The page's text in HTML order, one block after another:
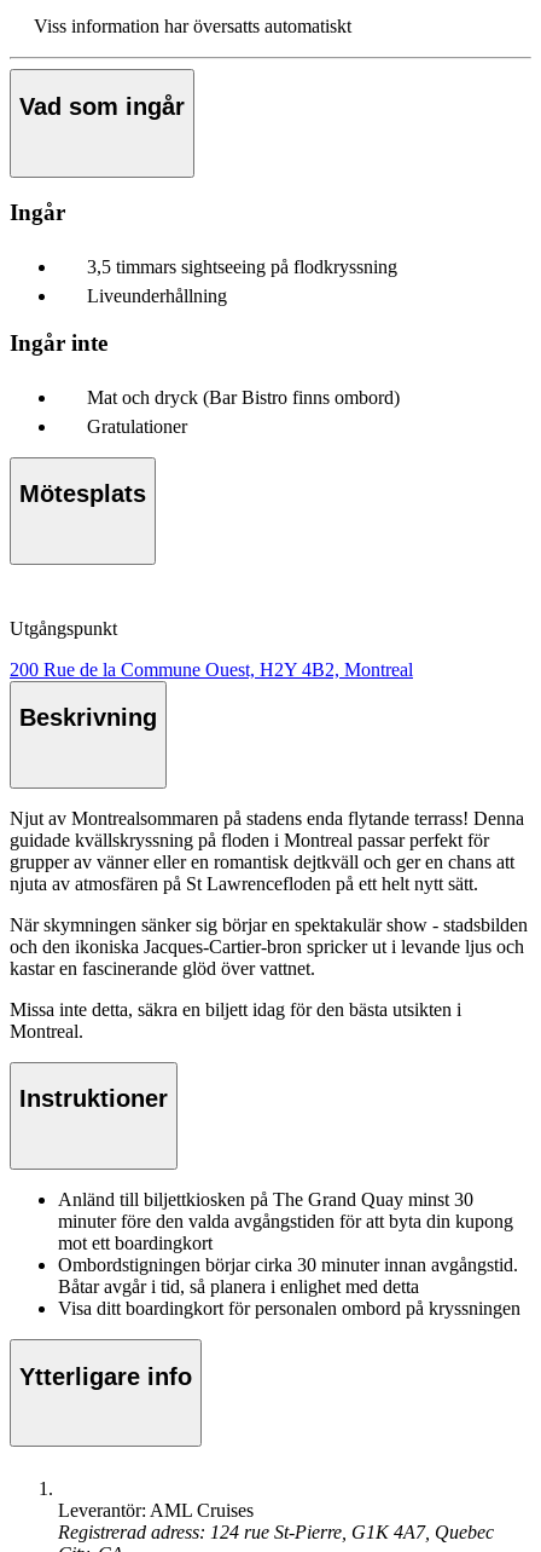
Viss information har översatts automatiskt
Vad som ingår
Ingår
3,5 timmars sightseeing på flodkryssning
Liveunderhållning
Ingår inte
Mat och dryck (Bar Bistro finns ombord)
Gratulationer
Mötesplats
Utgångspunkt
200 Rue de la Commune Ouest, H2Y 4B2, Montreal
Beskrivning
Njut av Montrealsommaren på stadens enda flytande terrass! Denna
guidade kvällskryssning på floden i Montreal passar perfekt för
grupper av vänner eller en romantisk dejtkväll och ger en chans att
njuta av atmosfären på St Lawrencefloden på ett helt nytt sätt.
När skymningen sänker sig börjar en spektakulär show - stadsbilden
och den ikoniska Jacques-Cartier-bron spricker ut i levande ljus och
kastar en fascinerande glöd över vattnet.
Missa inte detta, säkra en biljett idag för den bästa utsikten i
Montreal.
Instruktioner
Anländ till biljettkiosken på The Grand Quay minst 30
minuter före den valda avgångstiden för att byta din kupong
mot ett boardingkort
Ombordstigningen börjar cirka 30 minuter innan avgångstid.
Båtar avgår i tid, så planera i enlighet med detta
Visa ditt boardingkort för personalen ombord på kryssningen
Ytterligare info
Leverantör: AML Cruises
Registrerad adress: 124 rue St-Pierre, G1K 4A7, Quebec